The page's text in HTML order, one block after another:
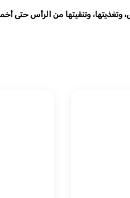
وتغذيتها، وتنقيتها من الرأس حتى